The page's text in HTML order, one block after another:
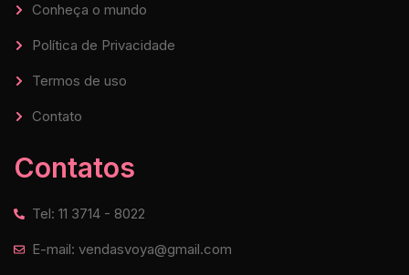
Conheça o mundo
Política de Privacidade
Termos de uso
Contato
Contatos
Tel: 11 3714 - 8022
E-mail: vendasvoya@gmail.com